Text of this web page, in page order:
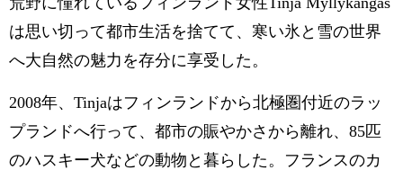
は思い切って都市生活を捨てて、寒い氷と雪の世界
へ大自然の魅力を存分に享受した。
2008年、Tinjaはフィンランドから北極圏付近のラッ
プランドへ行って、都市の賑やかさから離れ、85匹
のハスキー犬などの動物と暮らした。フランスのカ